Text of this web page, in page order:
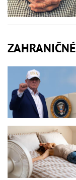
ZAHRANIČNÉ